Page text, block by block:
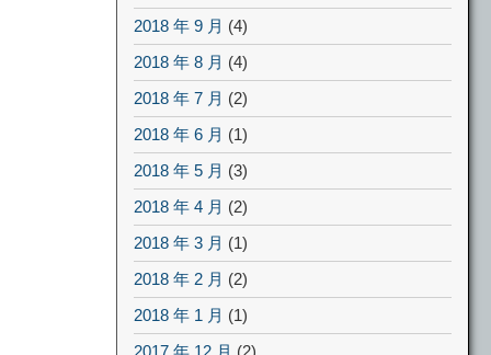
2018 年 9 月 (4)
2018 年 8 月 (4)
2018 年 7 月 (2)
2018 年 6 月 (1)
2018 年 5 月 (3)
2018 年 4 月 (2)
2018 年 3 月 (1)
2018 年 2 月 (2)
2018 年 1 月 (1)
2017 年 12 月 (2)